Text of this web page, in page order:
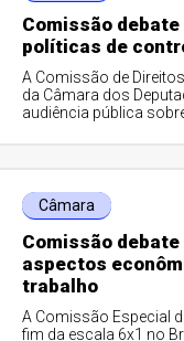
Comissão
políticas de
A Comissão de
da Câmara dos
audiência pública sobre
Câmara
Comissão
aspectos
trabalho
A Comissão Especial
fim da escala 6x1 no